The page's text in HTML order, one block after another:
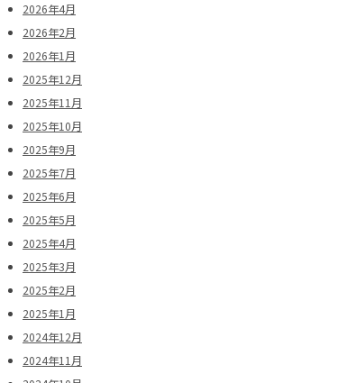
2026年4月
2026年2月
2026年1月
2025年12月
2025年11月
2025年10月
2025年9月
2025年7月
2025年6月
2025年5月
2025年4月
2025年3月
2025年2月
2025年1月
2024年12月
2024年11月